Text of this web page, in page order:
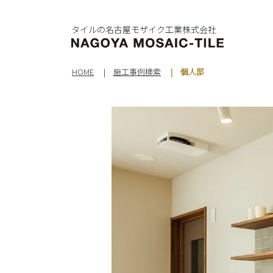
タイルの名古屋モザイク工業株式会社
HOME 施工事例検索 個人邸